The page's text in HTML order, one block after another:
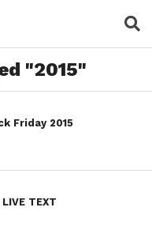
"2015"
Friday 2015
TEXT